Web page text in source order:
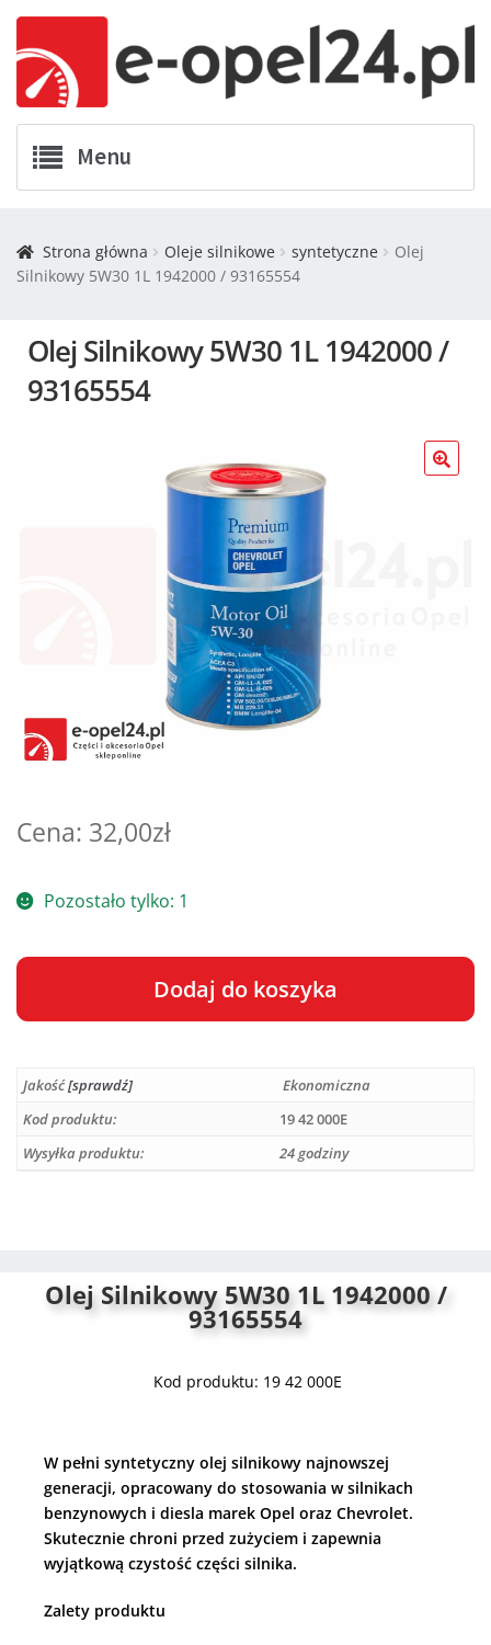
Menu
Zamówienia
Kontakt
Koszyk
Strona główna Oleje silnikowe syntetyczne
Olej
Silnikowy 5W30 1L 1942000 / 93165554
Olej Silnikowy 5W30 1L 1942000 /
93165554
32,00zł
Pozostało tylko: 1
Dodaj do koszyka
t
e
Jakość[sprawdź]
Ekonomiczna
Kod produktu:
19 42 000E
Wysyłka produktu:
24 godziny
Olej Silnikowy 5W30 1L 1942000 /
93165554
Kod produktu: 19 42 000E
W pełni syntetyczny olej silnikowy najnowszej
generacji, opracowany do stosowania w silnikach
benzynowych i diesla marek Opel oraz Chevrolet.
Skutecznie chroni przed zużyciem i zapewnia
wyjątkową czystość części silnika.
Zalety produktu